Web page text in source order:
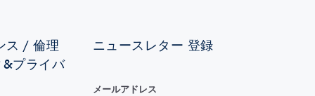
ス / 倫理
プライバ
ニュースレター 登録
メールアドレス